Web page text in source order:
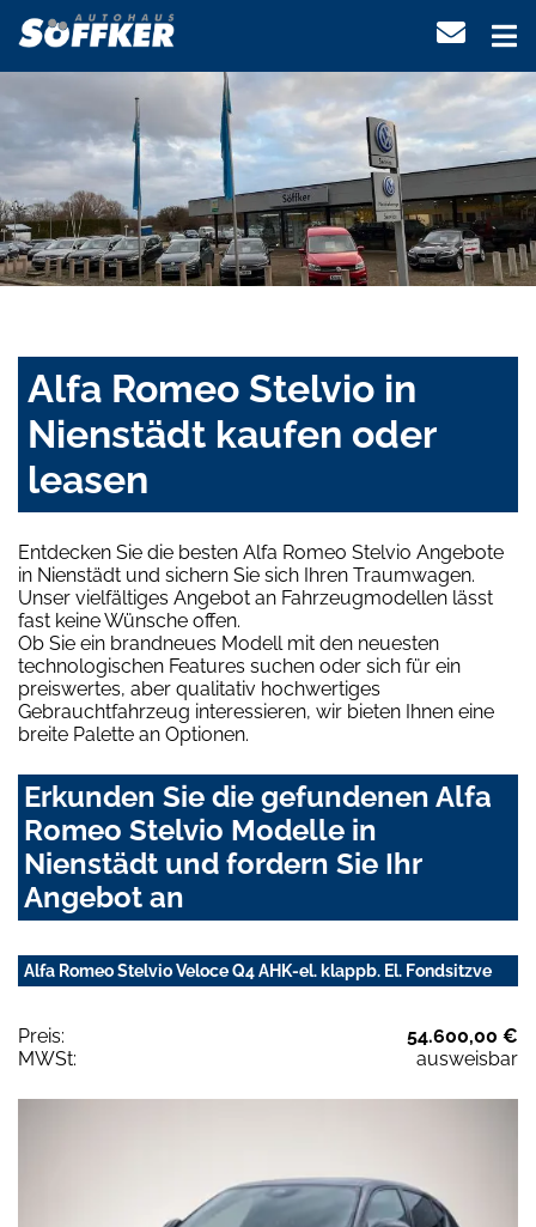
Alfa Romeo Stelvio in
Nienstädt kaufen oder
leasen
Entdecken Sie die besten Alfa Romeo Stelvio Angebote
in Nienstädt und sichern Sie sich Ihren Traumwagen.
Unser vielfältiges Angebot an Fahrzeugmodellen lässt
fast keine Wünsche offen.
Ob Sie ein brandneues Modell mit den neuesten
technologischen Features suchen oder sich für ein
preiswertes, aber qualitativ hochwertiges
Gebrauchtfahrzeug interessieren, wir bieten Ihnen eine
breite Palette an Optionen.
Erkunden Sie die gefundenen Alfa
Romeo Stelvio Modelle in
Nienstädt und fordern Sie Ihr
Angebot an
Alfa Romeo Stelvio Veloce Q4 AHK-el. klappb. El. Fondsitzve
Preis:
54.600,00 €
MWSt:
ausweisbar